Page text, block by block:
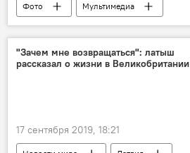
Фото
Мультимедиа
В мире животных
животные
"Зачем мне возвращаться": латыш
рассказал о жизни в Великобритании
17 сентября 2019, 18:21